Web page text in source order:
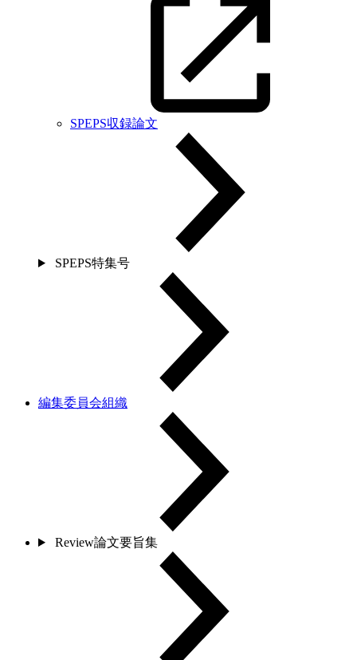
SPEPS収録論文
SPEPS特集号
編集委員会組織
Review論文要旨集